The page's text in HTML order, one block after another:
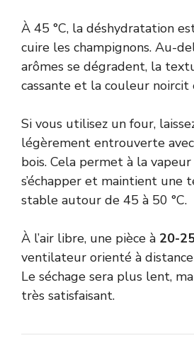
À 45 °C, la déshydratation
cuire les champignons. Au-
arômes se dégradent, la
cassante et la couleur noircit
Si vous utilisez un four,
légèrement entrouverte
bois. Cela permet à la vapeur
s’échapper et maintient une
stable autour de 45 à 50 °C.
À l’air libre, une pièce à 20-
ventilateur orienté à
Le séchage sera plus lent,
très satisfaisant.